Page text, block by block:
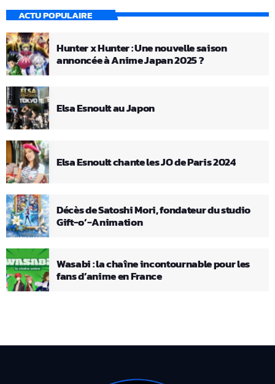
ACTU POPULAIRE
Hunter x Hunter : Une nouvelle saison
annoncée à Anime Japan 2025 ?
Elsa Esnoult au Japon
Elsa Esnoult chante les JO de Paris 2024
Décès de Satoshi Mori, fondateur du studio
Gift-o’-Animation
Wasabi : la chaîne incontournable pour les
fans d’anime en France